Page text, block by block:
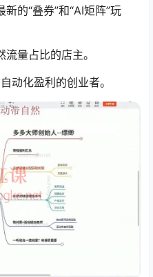
的“叠券”和“AI矩阵”玩
量占比的店主。
动化盈利的创业者。